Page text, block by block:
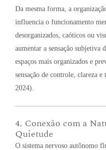
Da mesma forma, a
influencia o funcionamento
desorganizados, caóticos ou
aumentar a sensação subjetiva
espaços mais organizados e
sensação de controle, clareza
2024).
4. Conexão com a
Quietude
O sistema nervoso autônomo